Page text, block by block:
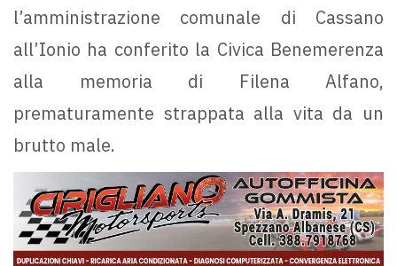
l’amministrazione comunale di Cassano
all’Ionio ha conferito la Civica Benemerenza
alla memoria di Filena Alfano,
prematuramente strappata alla vita da un
brutto male.